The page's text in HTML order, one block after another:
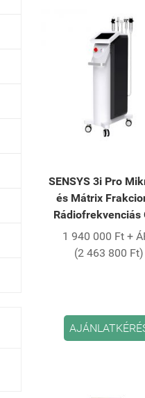
SENSYS 3i Pro
és Mátrix
Rádiofrekvenciás
1 940 000 Ft +
(2 463 800 Ft)